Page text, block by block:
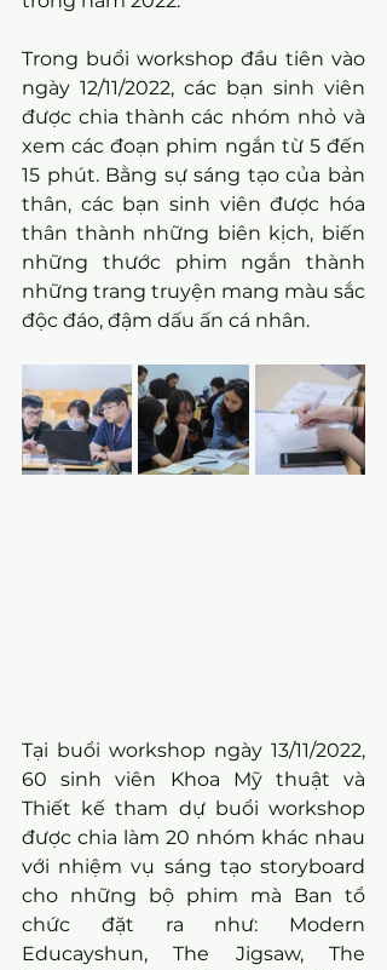
Trong buổi workshop đầu tiên vào
ngày 12/11/2022, các bạn sinh viên
được chia thành các nhóm nhỏ và
xem các đoạn phim ngắn từ 5 đến
15 phút. Bằng sự sáng tạo của bản
thân, các bạn sinh viên được hóa
thân thành những biên kịch, biến
những thước phim ngắn thành
những trang truyện mang màu sắc
độc đáo, đậm dấu ấn cá nhân.
Tại buổi workshop ngày 13/11/2022,
60 sinh viên Khoa Mỹ thuật và
Thiết kế tham dự buổi workshop
được chia làm 20 nhóm khác nhau
với nhiệm vụ sáng tạo storyboard
cho những bộ phim mà Ban tổ
chức đặt ra như: Modern
Educayshun, The Jigsaw, The